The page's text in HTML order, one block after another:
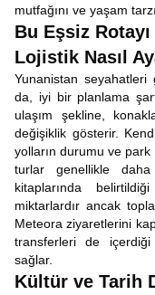
mutfağını ve yaşam
Bu Eşsiz
Lojistik Nasıl
Yunanistan
da, iyi bir planlama
ulaşım şekline,
değişiklik gösterir.
yolların durumu ve park
turlar genellikle
kitaplarında
miktarlardır ancak
Meteora ziyaretlerini
transferleri de içerdiği
sağlar.
Kültür ve Tarih